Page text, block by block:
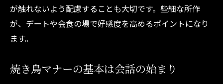
が触れないよう配慮することも大切です。些細な所作
が、デートや会食の場で好感度を高めるポイントになり
ます。
焼き鳥マナーの基本は会話の始まり